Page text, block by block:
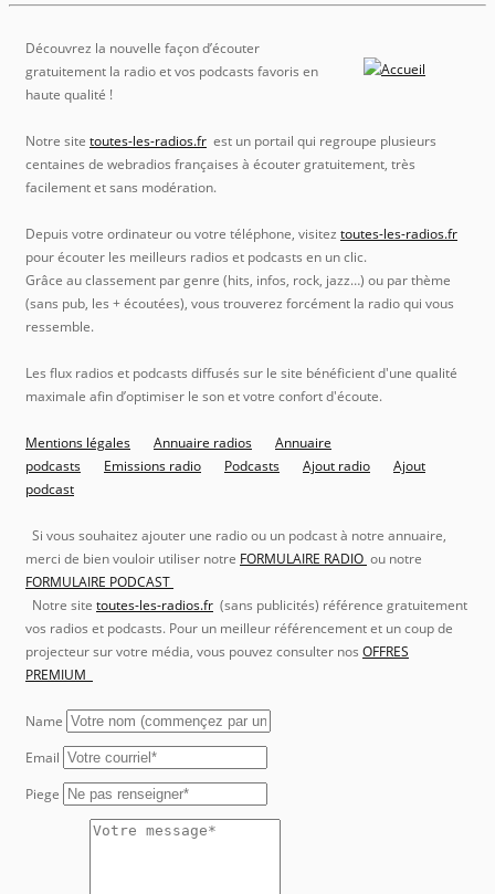
Découvrez la nouvelle façon d’écouter
gratuitement la radio et vos podcasts favoris en
haute qualité !
Notre site toutes-les-radios.fr est un portail qui regroupe plusieurs
centaines de webradios françaises à écouter gratuitement, très
facilement et sans modération.
Depuis votre ordinateur ou votre téléphone, visitez toutes-les-radios.fr
pour écouter les meilleurs radios et podcasts en un clic.
Grâce au classement par genre (hits, infos, rock, jazz…) ou par thème
(sans pub, les + écoutées), vous trouverez forcément la radio qui vous
ressemble.
Les flux radios et podcasts diffusés sur le site bénéficient d'une qualité
maximale afin d’optimiser le son et votre confort d'écoute.
Mentions légales Annuaire radios
Annuaire
podcasts
Emissions radio Podcasts Ajout radio
Ajout
podcast
Si vous souhaitez ajouter une radio ou un podcast à notre annuaire,
merci de bien vouloir utiliser notre FORMULAIRE RADIO ou notre
FORMULAIRE PODCAST
Notre site toutes-les-radios.fr (sans publicités) référence gratuitement
vos radios et podcasts. Pour un meilleur référencement et un coup de
projecteur sur votre média, vous pouvez consulter nos OFFRES
PREMIUM
Name
Email
Piege